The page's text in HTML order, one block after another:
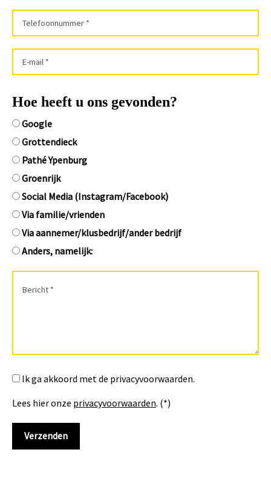
Hoe heeft u ons gevonden?
Google
Grottendieck
Pathé Ypenburg
Groenrijk
Social Media (Instagram/Facebook)
Via familie/vrienden
Via aannemer/klusbedrijf/ander bedrijf
Anders, namelijk:
Ik ga akkoord met de privacyvoorwaarden.
Lees hier onze privacyvoorwaarden. (*)